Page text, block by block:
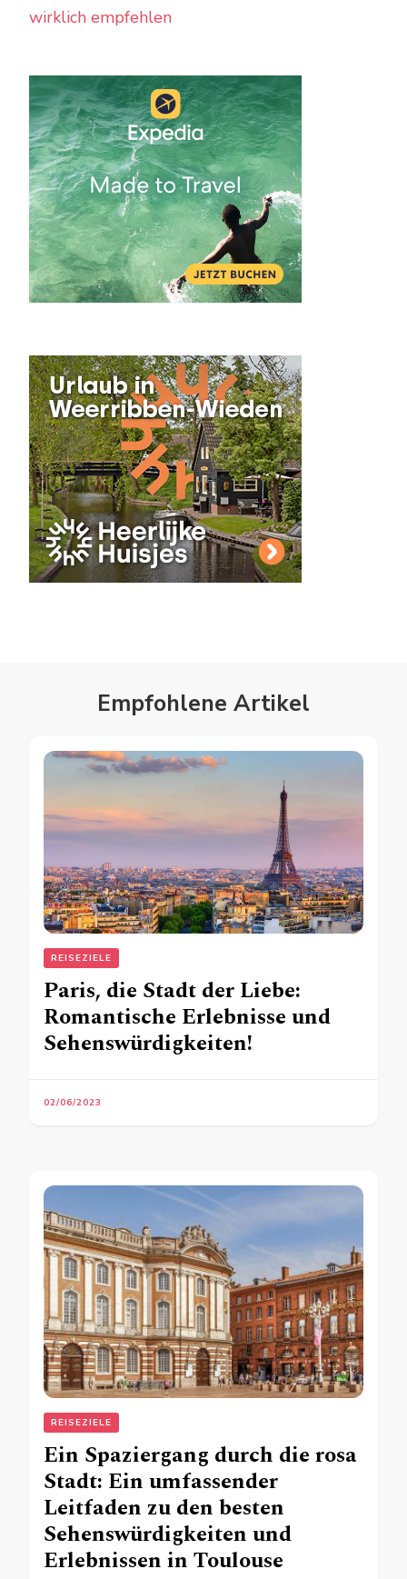
wirklich empfehlen
Empfohlene Artikel
REISEZIELE
Paris, die Stadt der Liebe:
Romantische Erlebnisse und
Sehenswürdigkeiten!
02/06/2023
REISEZIELE
Ein Spaziergang durch die rosa
Stadt: Ein umfassender
Leitfaden zu den besten
Sehenswürdigkeiten und
Erlebnissen in Toulouse